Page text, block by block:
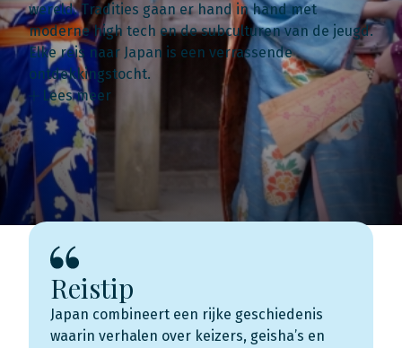
wereld. Tradities gaan er hand in hand met
moderne high tech en de subculturen van de jeugd.
Elke reis naar Japan is een verrassende
ontdekkingstocht.
Lees meer
Reistip
Japan combineert een rijke geschiedenis
waarin verhalen over keizers, geisha’s en